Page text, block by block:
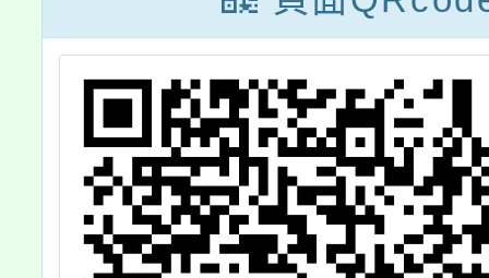
招生
協助
數學
資優
究潛